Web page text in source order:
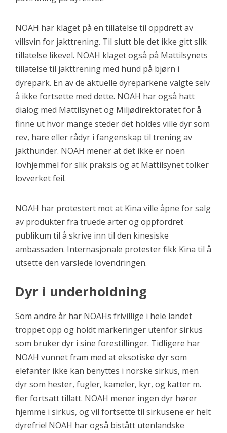
NOAH har klaget på en tillatelse til oppdrett av
villsvin for jakttrening. Til slutt ble det ikke gitt slik
tillatelse likevel. NOAH klaget også på Mattilsynets
tillatelse til jakttrening med hund på bjørn i
dyrepark. En av de aktuelle dyreparkene valgte selv
å ikke fortsette med dette. NOAH har også hatt
dialog med Mattilsynet og Miljødirektoratet for å
finne ut hvor mange steder det holdes ville dyr som
rev, hare eller rådyr i fangenskap til trening av
jakthunder. NOAH mener at det ikke er noen
lovhjemmel for slik praksis og at Mattilsynet tolker
lovverket feil.
NOAH har protestert mot at Kina ville åpne for salg
av produkter fra truede arter og oppfordret
publikum til å skrive inn til den kinesiske
ambassaden. Internasjonale protester fikk Kina til å
utsette den varslede lovendringen.
Dyr i underholdning
Som andre år har NOAHs frivillige i hele landet
troppet opp og holdt markeringer utenfor sirkus
som bruker dyr i sine forestillinger. Tidligere har
NOAH vunnet fram med at eksotiske dyr som
elefanter ikke kan benyttes i norske sirkus, men
dyr som hester, fugler, kameler, kyr, og katter m.
fler fortsatt tillatt. NOAH mener ingen dyr hører
hjemme i sirkus, og vil fortsette til sirkusene er helt
dyrefrie! NOAH har også bistått utenlandske